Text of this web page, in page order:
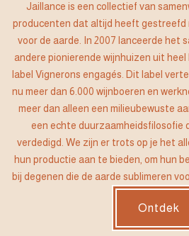
Jaillance is een collectief van
producenten dat altijd heeft gestreefd
voor de aarde. In 2007 lanceerde het
andere pionierende wijnhuizen uit heel
label Vignerons engagés. Dit label
nu meer dan 6.000 wijnboeren en
meer dan alleen een milieubewuste
een echte duurzaamheidsfilosofie
verdedigd. We zijn er trots op je het
hun productie aan te bieden, om hun
bij degenen die de aarde sublimeren
Ontdek